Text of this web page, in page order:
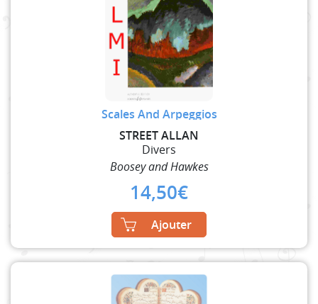
Scales And Arpeggios
STREET ALLAN
Divers
Boosey and Hawkes
14,50€
Ajouter